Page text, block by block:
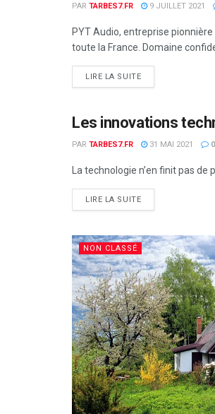
PAR TARBES7.FR 9 JUILLET 2021
PYT Audio, entreprise
toute la France. Domaine
LIRE LA SUITEDETAILS
NON CLASSÉ
Les innovations
PAR TARBES7.FR 31 MAI 2021 0
La technologie n’en finit pas
LIRE LA SUITEDETAILS
NON CLASSÉ